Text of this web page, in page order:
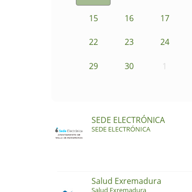
15 16 17
22 23 24
29 30 1
SEDE ELECTRÓNICA
SEDE ELECTRÓNICA
Salud Exremadura
Salud Exremadura